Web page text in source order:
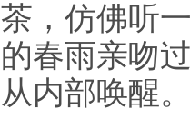
茶，仿佛听
的春雨亲吻
从内部唤醒